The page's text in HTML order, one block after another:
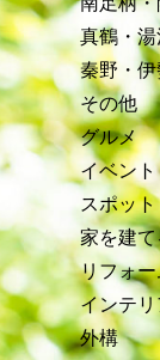
真鶴・
秦野・
その他
グルメ
イベント
スポット
家を建
リフォ
インテ
外構